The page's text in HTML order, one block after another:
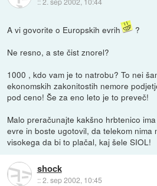
A vi govorite o Europskih evrih
?
Ne resno, a ste čist znorel?
1000 , kdo vam je to natrobu? To nei
ekonomskih zakonitostih nemore
pod ceno! Še za eno leto je to preveč!
Malo preračunajte kakšno hrbtenico
evre in boste ugotovil, da telekom nima
visokega da bi to plačal, kaj šele SIOL!
shock
::2. sep 2002, 10:45